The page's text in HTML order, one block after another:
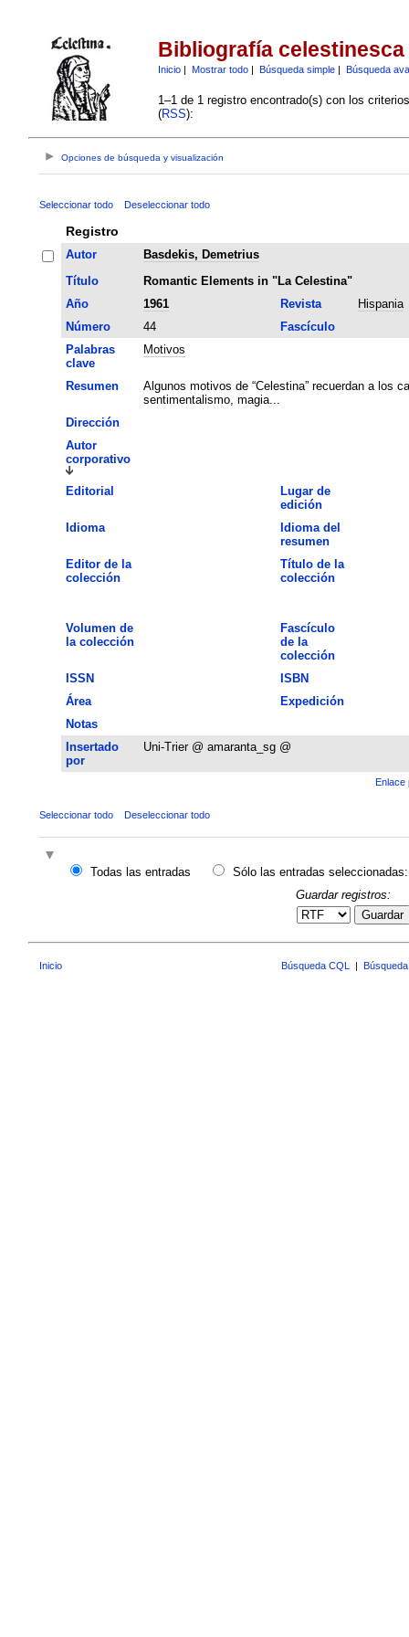
Bibliografía celestinesca
Inicio| Mostrar todo| Búsqueda simple| Búsqueda
1–1 de 1 registro encontrado(s) con los
(RSS):
Opciones de búsqueda y visualización
Seleccionar todo Deseleccionar todo
Registro
Autor
Basdekis, Demetrius
Título
Romantic Elements in "La Celestina"
Año
1961 Revista
Hispania
Número
44
Fascículo
Palabras
clave
Motivos
Resumen
Algunos motivos de “Celestina” recuerdan a los
sentimentalismo, magia...
Dirección
Autor
corporativo
Editorial
Lugar de
edición
Idioma
Idioma del
resumen
Editor de la
colección
Título de la
colección
Volumen de
la colección
Fascículo
de la
colección
ISSN
ISBN
Área
Expedición
Notas
Insertado
por
Uni-Trier @ amaranta_sg @
Enlace
Seleccionar todo Deseleccionar todo
Todas las entradas
Sólo las entradas seleccionadas:
Guardar registros:
Guardar
Inicio Búsqueda CQL